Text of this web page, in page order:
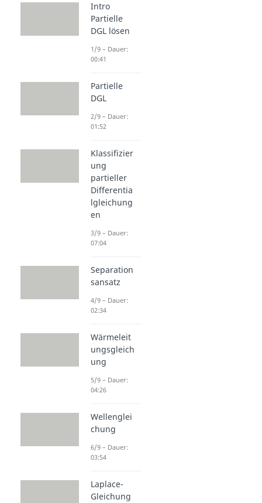
Intro
Partielle
DGL lösen
1/9 – Dauer:
00:41
Partielle
DGL
2/9 – Dauer:
01:52
Klassifizier
ung
partieller
Differentia
lgleichung
en
3/9 – Dauer:
07:04
Separation
sansatz
4/9 – Dauer:
02:34
Wärmeleit
ungsgleich
ung
5/9 – Dauer:
04:26
Wellenglei
chung
6/9 – Dauer:
03:54
Laplace-
Gleichung